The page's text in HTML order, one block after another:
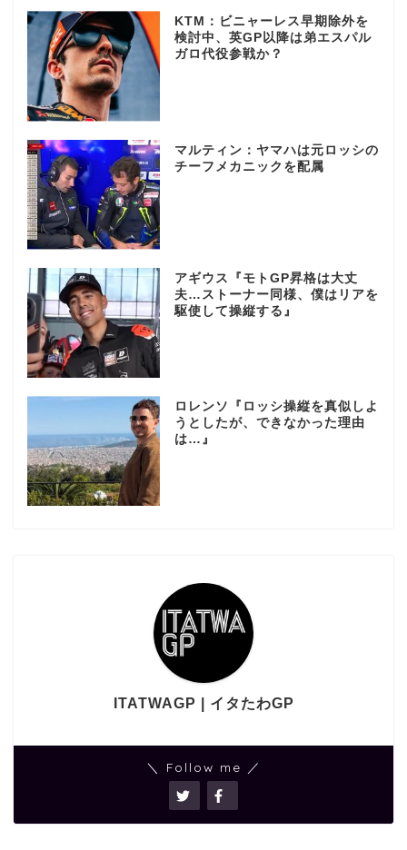
KTM：ビニャーレス早期除外を
検討中、英GP以降は弟エスパル
ガロ代役参戦か？
マルティン：ヤマハは元ロッシの
チーフメカニックを配属
アギウス『モトGP昇格は大丈
夫…ストーナー同様、僕はリアを
駆使して操縦する』
ロレンソ『ロッシ操縦を真似しよ
うとしたが、できなかった理由
は…』
ITATWAGP | イタたわGP
＼ Follow me ／